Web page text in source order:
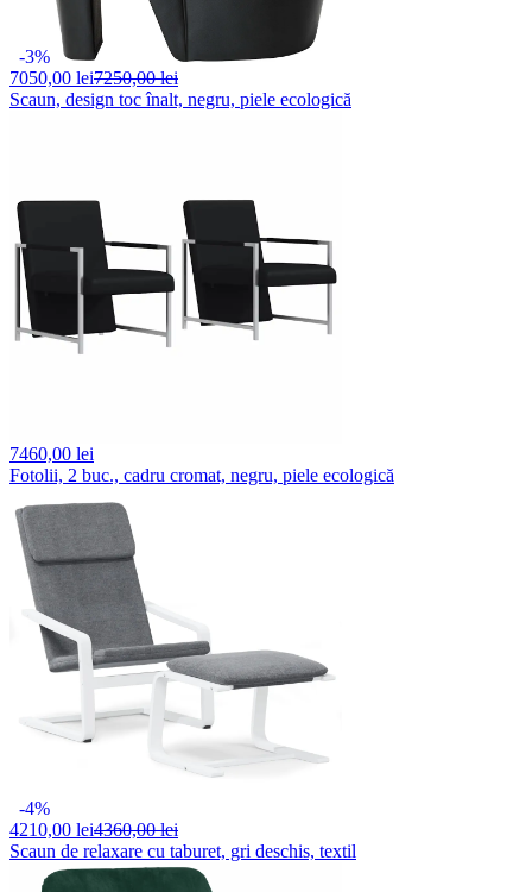
-3%
7050,00 lei7250,00 lei
Scaun, design toc înalt, negru, piele ecologică
7460,00 lei
Fotolii, 2 buc., cadru cromat, negru, piele ecologică
-4%
4210,00 lei4360,00 lei
Scaun de relaxare cu taburet, gri deschis, textil